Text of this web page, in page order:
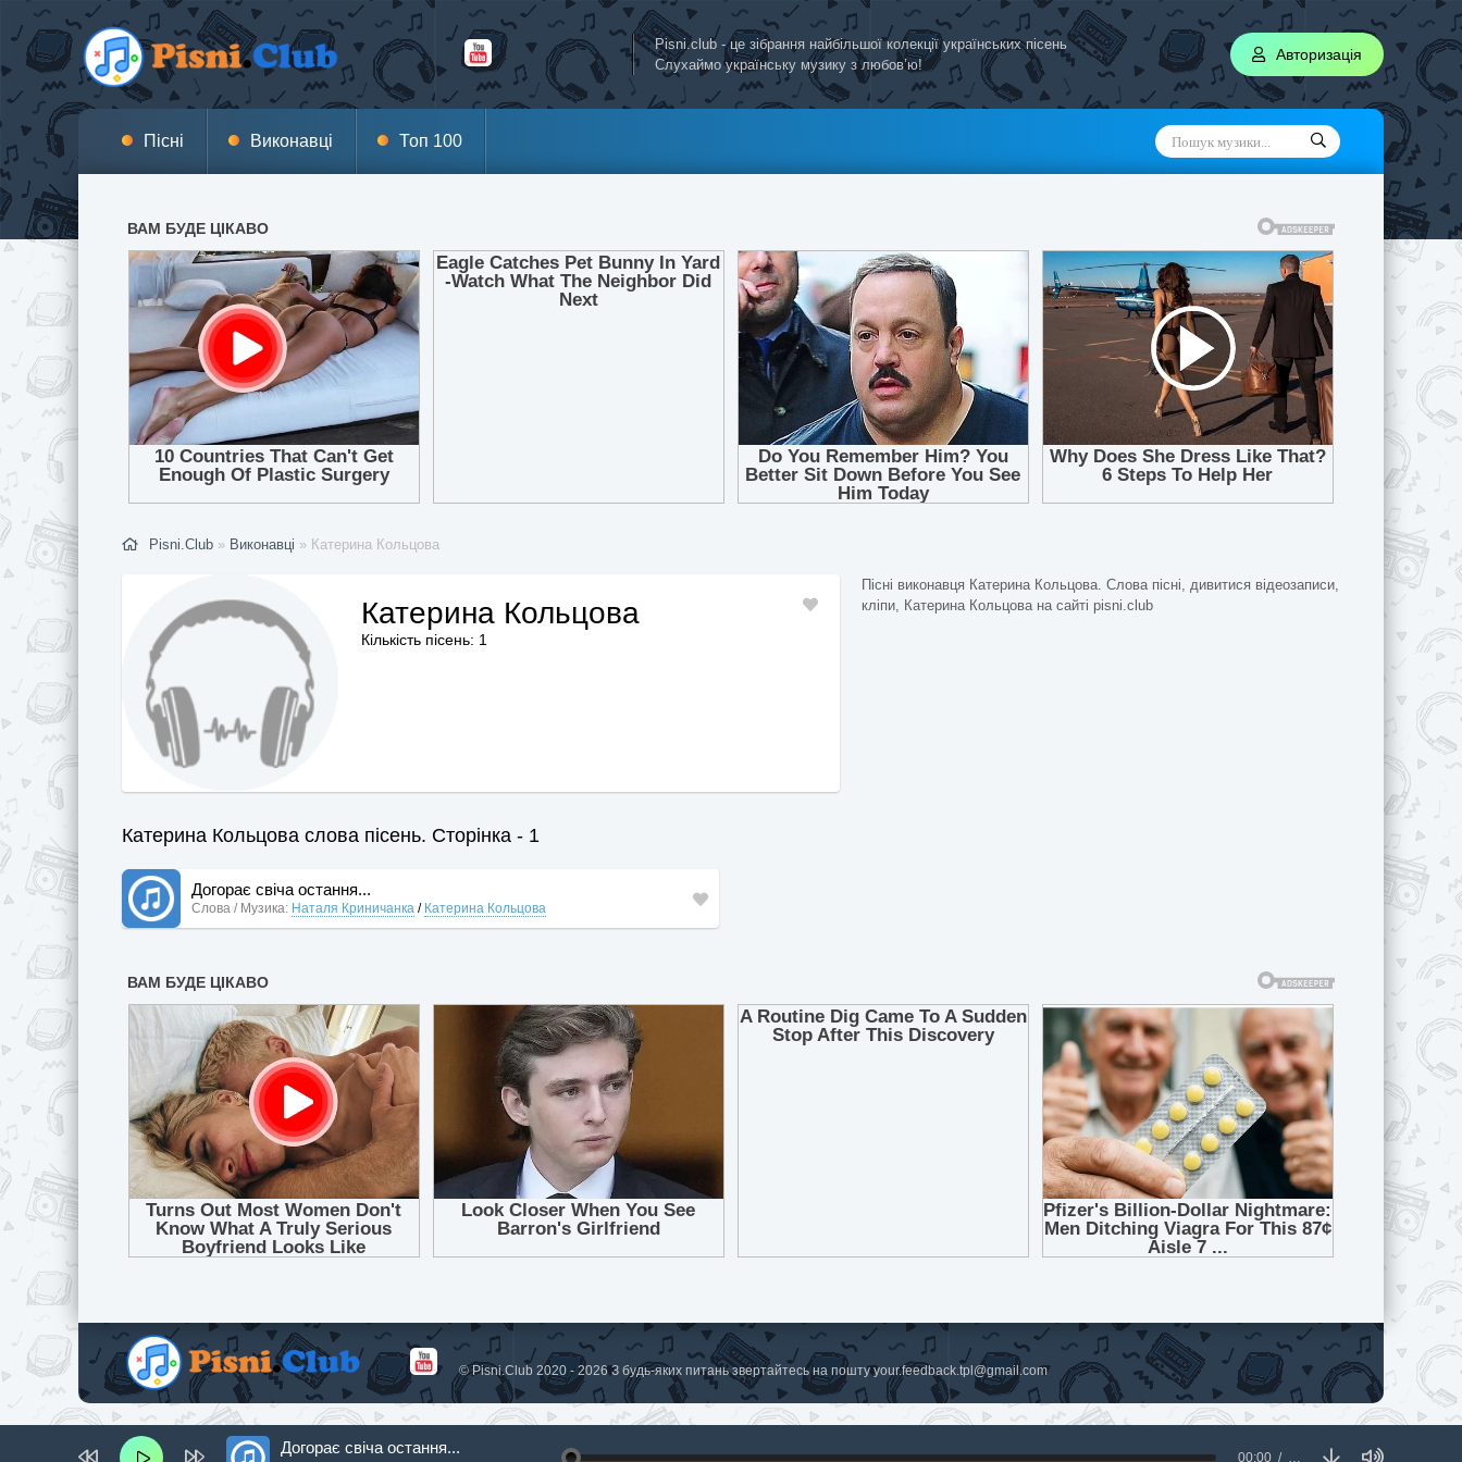
Pisni.club - це зібрання найбільшої колекції українських пісень
Слухаймо українську музику з любов’ю!
Авторизація
Пісні Виконавці Топ 100
Pisni.Club » Виконавці » Катерина Кольцова
Катерина Кольцова
Кількість пісень: 1
Пісні виконавця Катерина Кольцова. Слова пісні, дивитися відеозаписи,
кліпи, Катерина Кольцова на сайті pisni.club
Катерина Кольцова слова пісень. Сторінка - 1
Догорає свіча остання...
Слова / Музика: Наталя Криничанка / Катерина Кольцова
© Pisni.Club 2020 - 2026 З будь-яких питань звертайтесь на поштуyour.feedback.tpl@gmail.com
Догорає свіча остання...
00:00 …